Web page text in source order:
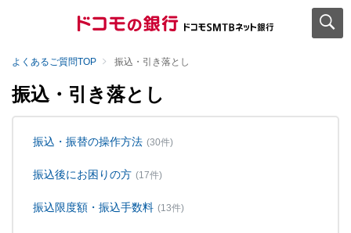
よくあるご質問TOP 振込・引き落とし
振込・引き落とし
振込・振替の操作方法 (30件)
振込後にお困りの方 (17件)
振込限度額・振込手数料 (13件)